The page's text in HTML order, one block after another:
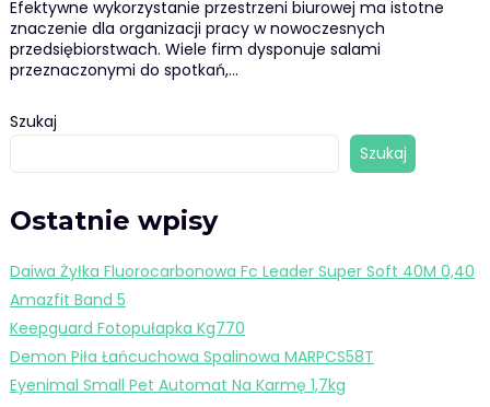
Efektywne wykorzystanie przestrzeni biurowej ma istotne
znaczenie dla organizacji pracy w nowoczesnych
przedsiębiorstwach. Wiele firm dysponuje salami
przeznaczonymi do spotkań,…
Szukaj
Szukaj
Ostatnie wpisy
Daiwa Żyłka Fluorocarbonowa Fc Leader Super Soft 40M 0,40
Amazfit Band 5
Keepguard Fotopułapka Kg770
Demon Piła Łańcuchowa Spalinowa MARPCS58T
Eyenimal Small Pet Automat Na Karmę 1,7kg